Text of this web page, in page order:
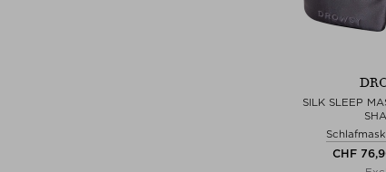
SILK SLEEP
CHF